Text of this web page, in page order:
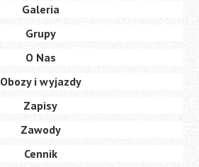
Galeria
Grupy
O Nas
Obozy i wyjazdy
Zapisy
Zawody
Cennik